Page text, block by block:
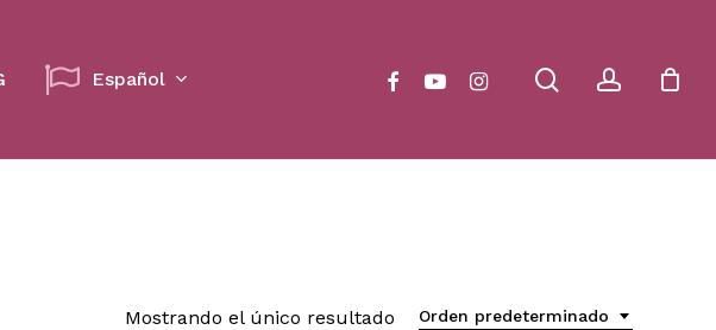
Español searchaccount
facebookyoutubeinstagram Cart
Orden predeterminado
Mostrando el único resultado